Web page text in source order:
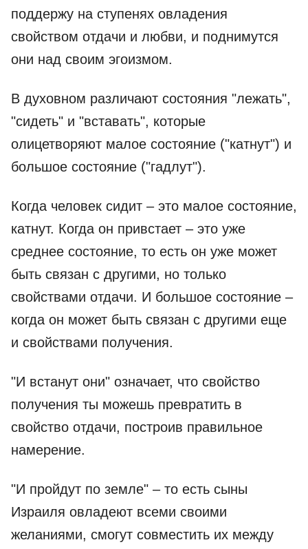
поддержу на ступенях овладения
свойством отдачи и любви, и поднимутся
они над своим эгоизмом.
В духовном различают состояния "лежать",
"сидеть" и "вставать", которые
олицетворяют малое состояние ("катнут") и
большое состояние ("гадлут").
Когда человек сидит – это малое состояние,
катнут. Когда он привстает – это уже
среднее состояние, то есть он уже может
быть связан с другими, но только
свойствами отдачи. И большое состояние –
когда он может быть связан с другими еще
и свойствами получения.
"И встанут они" означает, что свойство
получения ты можешь превратить в
свойство отдачи, построив правильное
намерение.
"И пройдут по земле" – то есть сыны
Израиля овладеют всеми своими
желаниями, смогут совместить их между